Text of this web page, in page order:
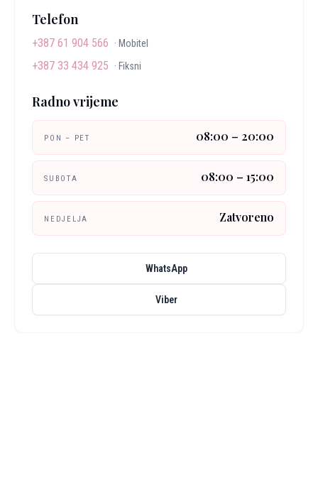
Telefon
+387 61 904 566 · Mobitel
+387 33 434 925 · Fiksni
Radno vrijeme
PON – PET 08:00 – 20:00
SUBOTA 08:00 – 15:00
NEDJELJA Zatvoreno
WhatsApp
Viber